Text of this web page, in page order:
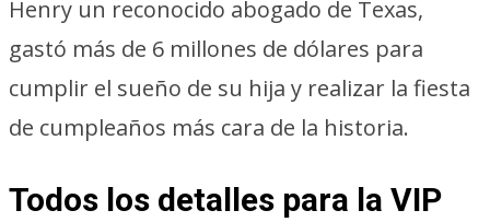
Henry un reconocido abogado de Texas,
gastó más de 6 millones de dólares para
cumplir el sueño de su hija y realizar la fiesta
de cumpleaños más cara de la historia.
Todos los detalles para la VIP